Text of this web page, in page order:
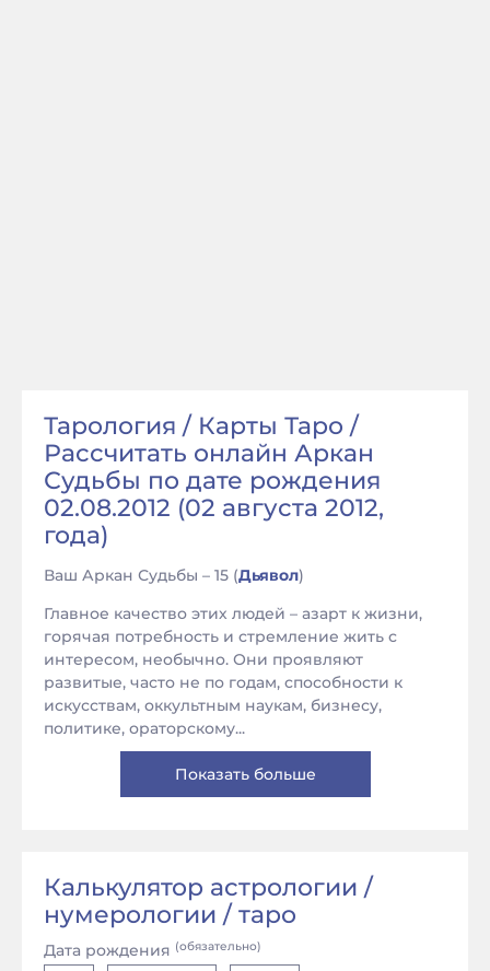
Тарология / Карты Таро /
Рассчитать онлайн Аркан
Судьбы по дате рождения
02.08.2012 (02 августа 2012,
года)
Ваш Аркан Судьбы – 15 (Дьявол)
Главное качество этих людей – азарт к жизни,
горячая потребность и стремление жить с
интересом, необычно. Они проявляют
развитые, часто не по годам, способности к
искусствам, оккультным наукам, бизнесу,
политике, ораторскому...
Показать больше
Калькулятор астрологии /
нумерологии / таро
Дата рождения (обязательно)